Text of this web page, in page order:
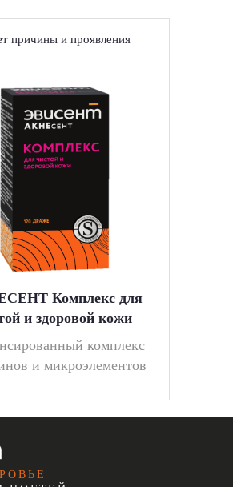
причины и проявления
Комплекс для
и здоровой кожи
комплекс
и микроэлементов